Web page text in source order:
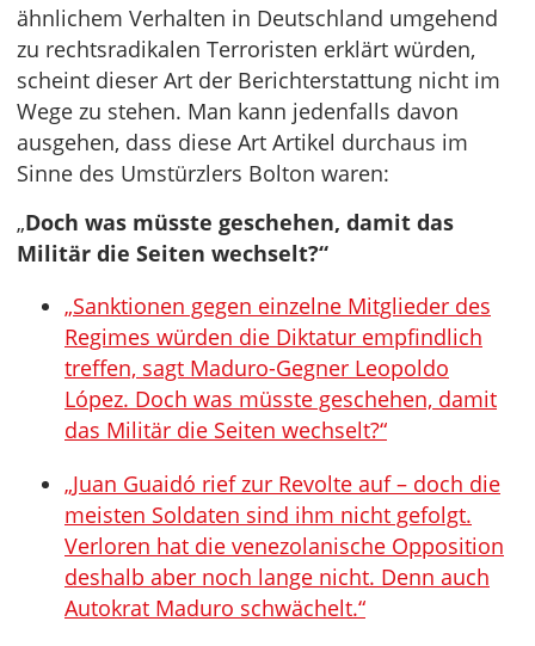
ähnlichem Verhalten in Deutschland umgehend
zu rechtsradikalen Terroristen erklärt würden,
scheint dieser Art der Berichterstattung nicht im
Wege zu stehen. Man kann jedenfalls davon
ausgehen, dass diese Art Artikel durchaus im
Sinne des Umstürzlers Bolton waren:
„Doch was müsste geschehen, damit das
Militär die Seiten wechselt?“
„Sanktionen gegen einzelne Mitglieder des
Regimes würden die Diktatur empfindlich
treffen, sagt Maduro-Gegner Leopoldo
López. Doch was müsste geschehen, damit
das Militär die Seiten wechselt?“
„Juan Guaidó rief zur Revolte auf – doch die
meisten Soldaten sind ihm nicht gefolgt.
Verloren hat die venezolanische Opposition
deshalb aber noch lange nicht. Denn auch
Autokrat Maduro schwächelt.“